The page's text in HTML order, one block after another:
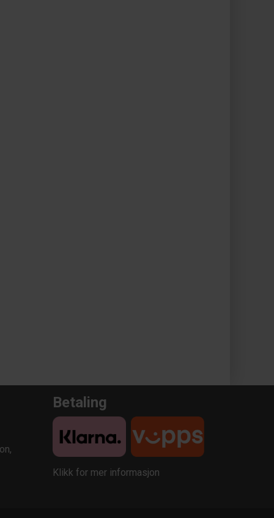
Betaling
Klikk for mer informasjon